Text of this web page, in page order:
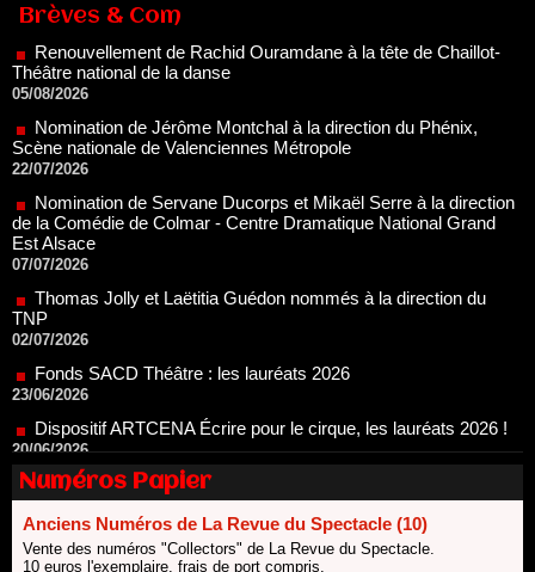
Brèves & Com
Nomination de Jérôme Montchal à la direction du Phénix,
Scène nationale de Valenciennes Métropole
22/07/2026
Nomination de Servane Ducorps et Mikaël Serre à la direction
de la Comédie de Colmar - Centre Dramatique National Grand
Est Alsace
07/07/2026
Thomas Jolly et Laëtitia Guédon nommés à la direction du
TNP
02/07/2026
Fonds SACD Théâtre : les lauréats 2026
23/06/2026
Dispositif ARTCENA Écrire pour le cirque, les lauréats 2026 !
Le palmarès des prix SACD 2026
Les 10 lauréats du Fonds Grandes Formes Théâtre 2026
SACD
13/06/2026
Nomination de Nathalie Garraud et Olivier Saccomano à la
direction du Théâtre de Gennevilliers - CDN
13/06/2026
Numéros Papier
Anciens Numéros de La Revue du Spectacle (10)
Vente des numéros "Collectors" de La Revue du Spectacle.
10 euros l'exemplaire, frais de port compris.